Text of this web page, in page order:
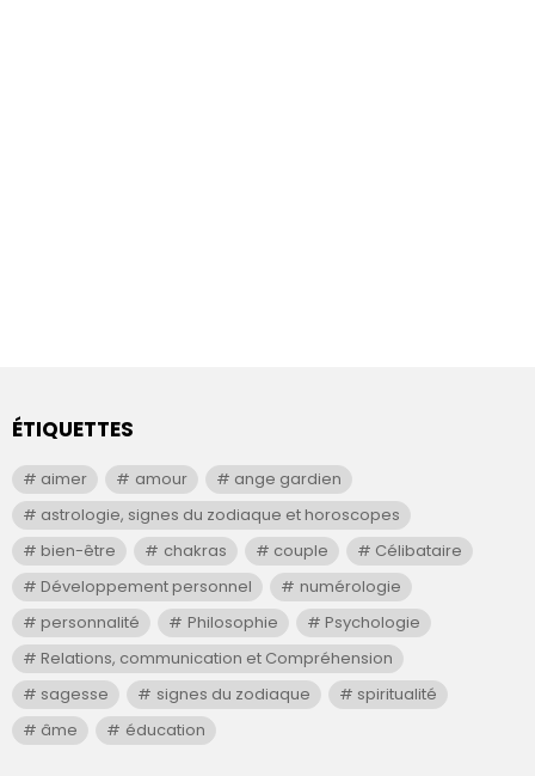
ÉTIQUETTES
aimer amour
ange gardien
astrologie, signes du zodiaque et horoscopes
bien-être
chakras couple
Célibataire
Développement personnel
numérologie
personnalité
Philosophie
Psychologie
Relations, communication et Compréhension
sagesse
signes du zodiaque
spiritualité
âme
éducation